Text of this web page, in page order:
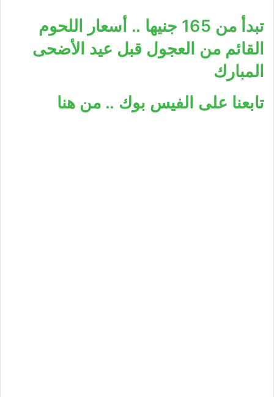
تبدأ من 165 جنيها .. أسعار اللحوم
القائم من العجول قبل عيد الأضحى
المبارك
تابعنا على الفيس بوك .. من هنا